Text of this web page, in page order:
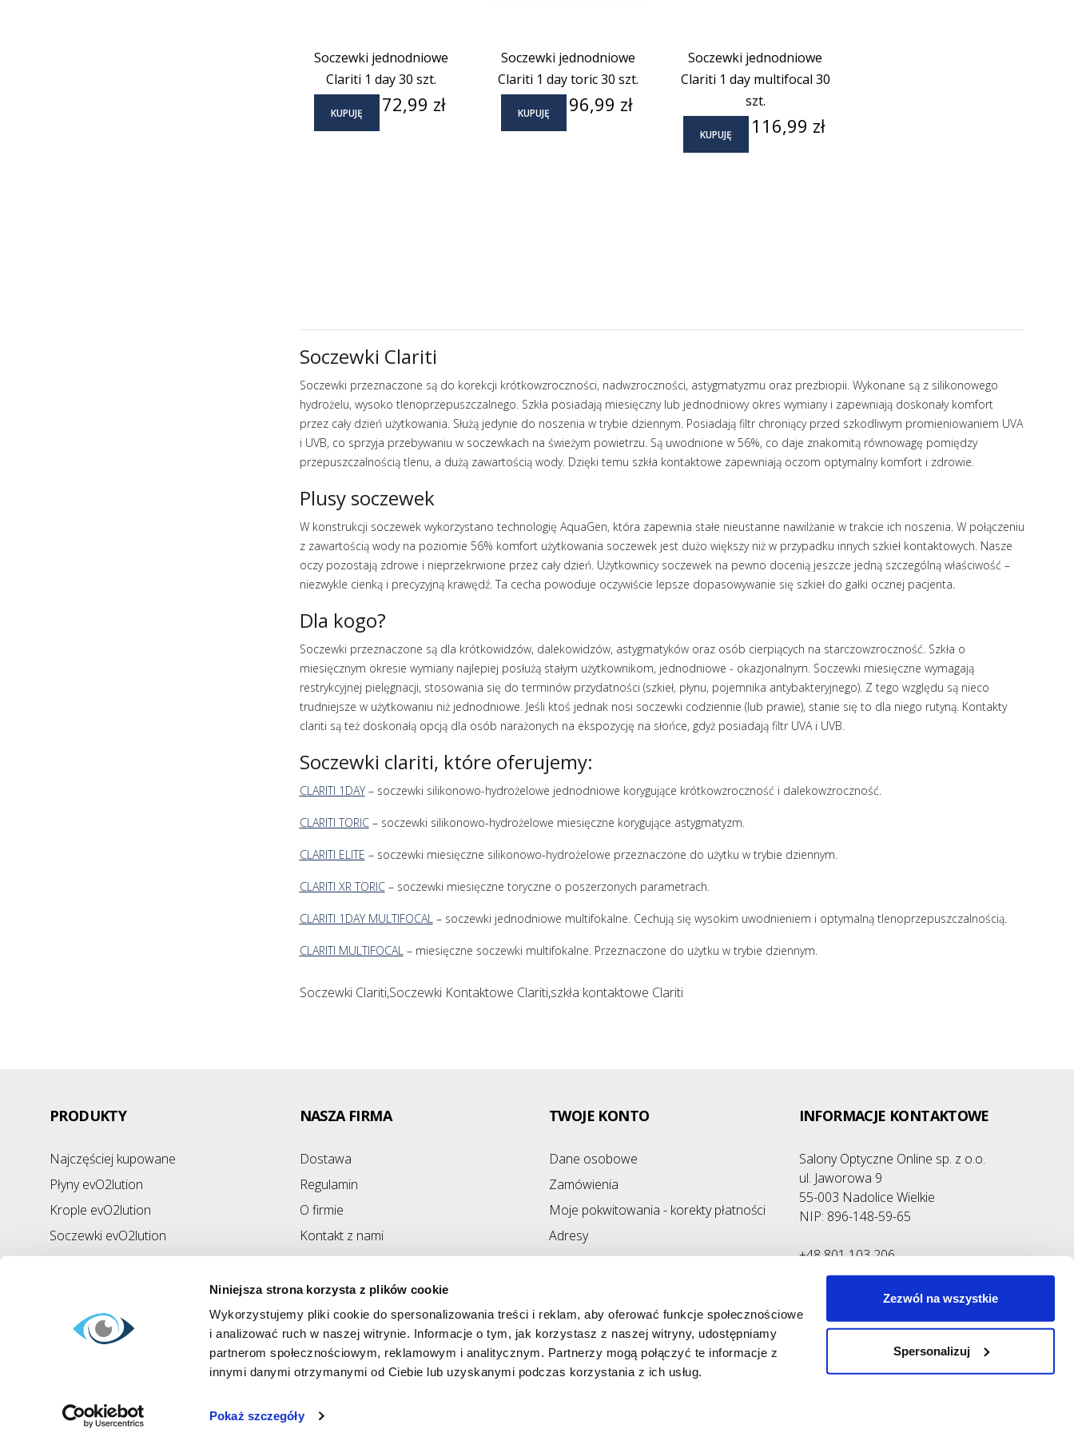
Niniejsza strona korzysta z plików cookie
Wykorzystujemy pliki cookie do spersonalizowania treści i reklam, aby oferować funkcje społecznościowe
i analizować ruch w naszej witrynie. Informacje o tym, jak korzystasz z naszej witryny, udostępniamy
partnerom społecznościowym, reklamowym i analitycznym. Partnerzy mogą połączyć te informacje z
innymi danymi otrzymanymi od Ciebie lub uzyskanymi podczas korzystania z ich usług.
Pokaż szczegóły
Zezwól na wszystkie
Spersonalizuj
Soczewki jednodniowe
Clariti 1 day 30 szt.
KUPUJĘ Cena
72,99 zł
Soczewki jednodniowe
Clariti 1 day toric 30 szt.
KUPUJĘ Cena
96,99 zł
Soczewki jednodniowe
Clariti 1 day multifocal 30
szt.
KUPUJĘ Cena
116,99 zł
Soczewki Clariti
Soczewki przeznaczone są do korekcji krótkowzroczności, nadwzroczności, astygmatyzmu oraz prezbiopii. Wykonane są z silikonowego
hydrożelu, wysoko tlenoprzepuszczalnego. Szkła posiadają miesięczny lub jednodniowy okres wymiany i zapewniają doskonały komfort
przez cały dzień użytkowania. Służą jedynie do noszenia w trybie dziennym. Posiadają filtr chroniący przed szkodliwym promieniowaniem UVA
i UVB, co sprzyja przebywaniu w soczewkach na świeżym powietrzu. Są uwodnione w 56%, co daje znakomitą równowagę pomiędzy
przepuszczalnością tlenu, a dużą zawartością wody. Dzięki temu szkła kontaktowe zapewniają oczom optymalny komfort i zdrowie.
Plusy soczewek
W konstrukcji soczewek wykorzystano technologię AquaGen, która zapewnia stałe nieustanne nawilżanie w trakcie ich noszenia. W połączeniu
z zawartością wody na poziomie 56% komfort użytkowania soczewek jest dużo większy niż w przypadku innych szkieł kontaktowych. Nasze
oczy pozostają zdrowe i nieprzekrwione przez cały dzień. Użytkownicy soczewek na pewno docenią jeszcze jedną szczególną właściwość –
niezwykle cienką i precyzyjną krawędź. Ta cecha powoduje oczywiście lepsze dopasowywanie się szkieł do gałki ocznej pacjenta.
Dla kogo?
Soczewki przeznaczone są dla krótkowidzów, dalekowidzów, astygmatyków oraz osób cierpiących na starczowzroczność. Szkła o
miesięcznym okresie wymiany najlepiej posłużą stałym użytkownikom, jednodniowe - okazjonalnym. Soczewki miesięczne wymagają
restrykcyjnej pielęgnacji, stosowania się do terminów przydatności (szkieł, płynu, pojemnika antybakteryjnego). Z tego względu są nieco
trudniejsze w użytkowaniu niż jednodniowe. Jeśli ktoś jednak nosi soczewki codziennie (lub prawie), stanie się to dla niego rutyną. Kontakty
clariti są też doskonałą opcją dla osób narażonych na ekspozycję na słońce, gdyż posiadają filtr UVA i UVB.
Soczewki clariti, które oferujemy:
CLARITI 1DAY– soczewki silikonowo-hydrożelowe jednodniowe korygujące krótkowzroczność i dalekowzroczność.
CLARITI TORIC– soczewki silikonowo-hydrożelowe miesięczne korygujące astygmatyzm.
CLARITI ELITE – soczewki miesięczne silikonowo-hydrożelowe przeznaczone do użytku w trybie dziennym.
CLARITI XR TORIC– soczewki miesięczne toryczne o poszerzonych parametrach.
CLARITI 1DAY MULTIFOCAL – soczewki jednodniowe multifokalne. Cechują się wysokim uwodnieniem i optymalną tlenoprzepuszczalnością.
CLARITI MULTIFOCAL – miesięczne soczewki multifokalne. Przeznaczone do użytku w trybie dziennym.
Soczewki Clariti,Soczewki Kontaktowe Clariti,szkła kontaktowe Clariti
PRODUKTY
Najczęściej kupowane
Płyny evO2lution
Krople evO2lution
Soczewki evO2lution
NASZA FIRMA
Dostawa
Regulamin
O firmie
Kontakt z nami
Mapa strony
TWOJE KONTO
Dane osobowe
Zamówienia
Moje pokwitowania - korekty płatności
Adresy
Kupony
INFORMACJE KONTAKTOWE
Salony Optyczne Online sp. z o.o.
ul. Jaworowa 9
55-003 Nadolice Wielkie
NIP: 896-148-59-65
+48 801 103 206
+48 76 870 32 20
+48 502 304 150
Napisz do nas:
Copyright @ Kontaktowe.pl 2026 wszelkie prawa zastrzeżone.